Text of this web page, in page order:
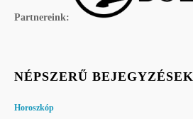
Partnereink:
NÉPSZERŰ BEJEGYZÉSEK
Horoszkóp